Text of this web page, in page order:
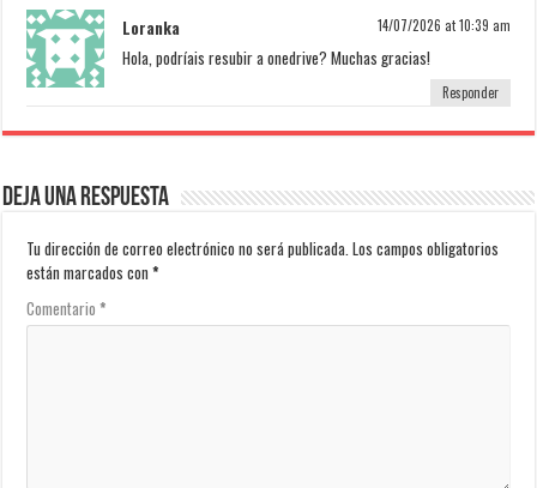
Loranka 14/07/2026 at 10:39 am
Hola, podríais resubir a onedrive? Muchas gracias!
Responder
Deja una respuesta
Tu dirección de correo electrónico no será publicada. Los campos obligatorios
están marcados con*
Comentario*